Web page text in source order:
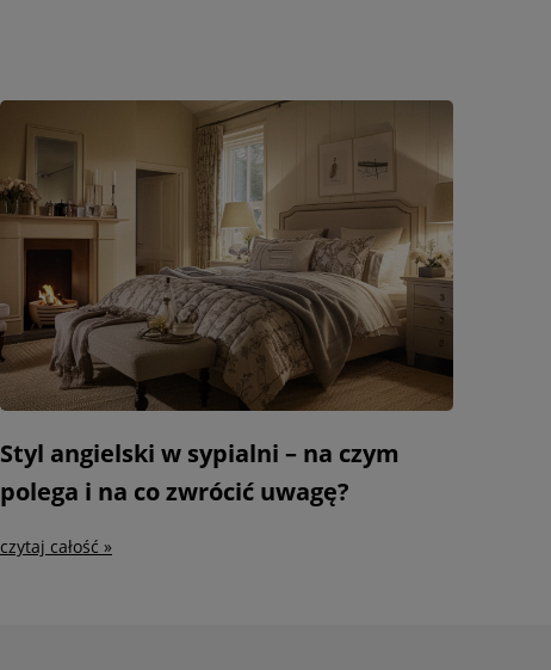
Styl angielski w sypialni – na czym
polega i na co zwrócić uwagę?
czytaj całość »